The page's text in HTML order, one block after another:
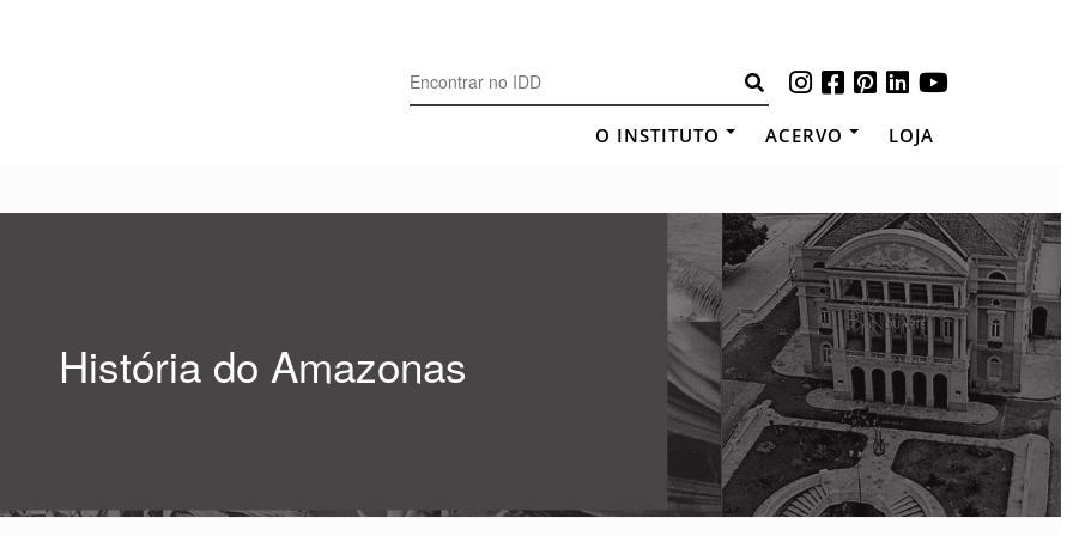
O INSTITUTO ACERVO LOJA
História do Amazonas